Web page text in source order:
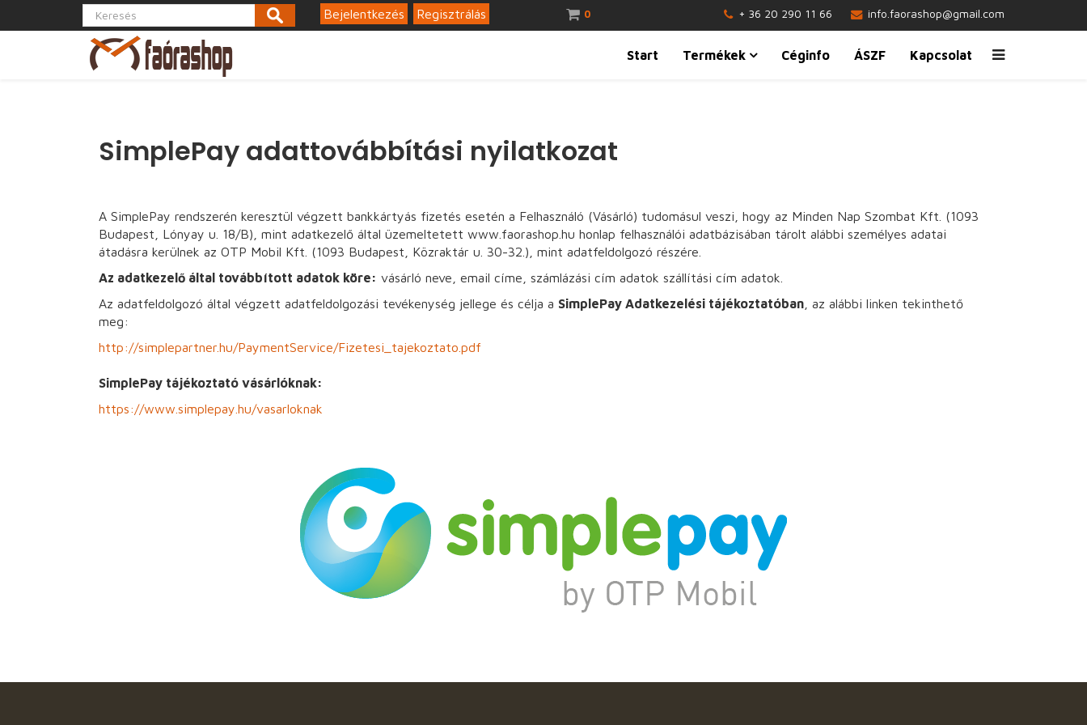
Bejelentkezés Regisztrálás 0 + 36 20 290 11 66 info.faorashop@gmail.com
Start Termékek Céginfo ÁSZF Kapcsolat
SimplePay adattovábbítási nyilatkozat
A SimplePay rendszerén keresztül végzett bankkártyás fizetés esetén a Felhasználó (Vásárló) tudomásul veszi, hogy az Minden Nap Szombat Kft. (1093
Budapest, Lónyay u. 18/B), mint adatkezelő által üzemeltetett www.faorashop.hu honlap felhasználói adatbázisában tárolt alábbi személyes adatai
átadásra kerülnek az OTP Mobil Kft. (1093 Budapest, Közraktár u. 30-32.), mint adatfeldolgozó részére.
Az adatkezelő által továbbított adatok köre: vásárló neve, email címe, számlázási cím adatok szállítási cím adatok.
Az adatfeldolgozó által végzett adatfeldolgozási tevékenység jellege és célja a SimplePay Adatkezelési tájékoztatóban , az alábbi linken tekinthető
meg:
http://simplepartner.hu/PaymentService/Fizetesi_tajekoztato.pdf
SimplePay tájékoztató vásárlóknak:
https://www.simplepay.hu/vasarloknak